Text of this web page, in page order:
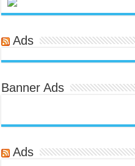
Ads
Banner Ads
Ads